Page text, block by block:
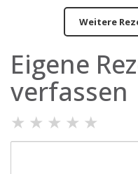
Weitere
Eigene
verfassen
★ ★ ★ ★ ★